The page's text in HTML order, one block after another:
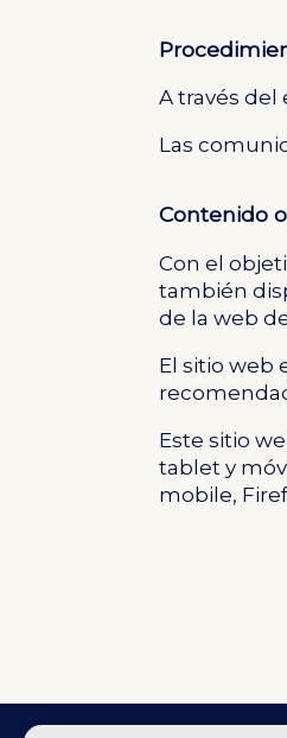
A través del
Las
Contenido
Con el
también
de la web
El sitio web
Este sitio
tablet y
mobile,